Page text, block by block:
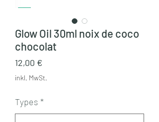
Glow Oil 30ml noix de coco
chocolat
12,00 €Preis
inkl. MwSt.
Types *